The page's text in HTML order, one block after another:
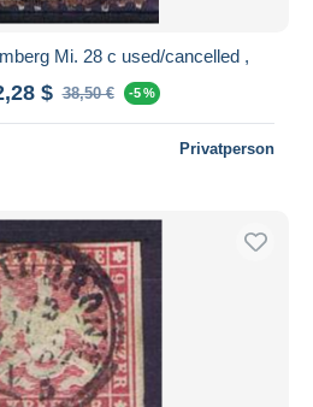
Mi. 28 c used/cancelled ,
$ 38,50 € -5 %
Privatperson